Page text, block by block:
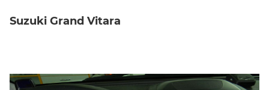
Suzuki Grand Vitara